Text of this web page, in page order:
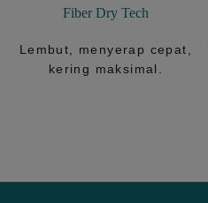
Fiber Dry Tech
Lembut, menyerap cepat,
kering maksimal.